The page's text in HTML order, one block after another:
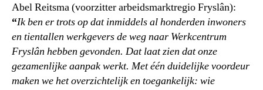
Abel Reitsma (voorzitter arbeidsmarktregio Fryslân):
“Ik ben er trots op dat inmiddels al honderden inwoners
en tientallen werkgevers de weg naar Werkcentrum
Fryslân hebben gevonden. Dat laat zien dat onze
gezamenlijke aanpak werkt. Met één duidelijke voordeur
maken we het overzichtelijk en toegankelijk: wie